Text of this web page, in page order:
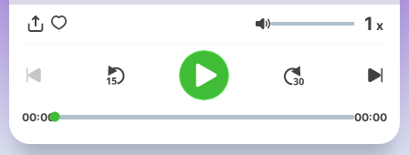
Volumen 1 x
00:00 00:00